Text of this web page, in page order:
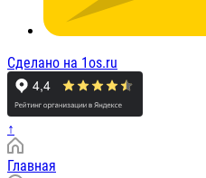
Сделано на 1os.ru
↑
Главная